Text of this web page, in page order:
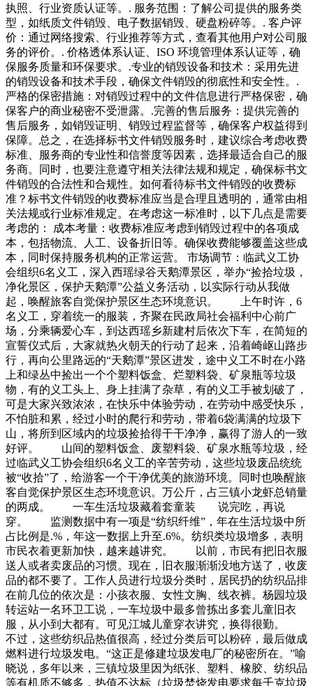
执照、行业资质认证等。. 服务范围：了解公司提供的服务类
型，如纸质文件销毁、电子数据销毁、硬盘粉碎等。. 客户评
价：通过网络搜索、行业推荐等方式，查看其他用户对公司服
务的评价。. 价格透体系认证、ISO 环境管理体系认证等，确
保服务质量和环保要求。.专业的销毁设备和技术：采用先进
的销毁设备和技术手段，确保文件销毁的彻底性和安全性。.
严格的保密措施：对销毁过程中的文件信息进行严格保密，确
保客户的商业秘密不受泄露。.完善的售后服务：提供完善的
售后服务，如销毁证明、销毁过程监督等，确保客户权益得到
保障。总之，在选择标书文件销毁服务时，建议综合考虑收费
标准、服务商的专业性和信誉度等因素，选择最适合自己的服
务商。同时，也要注意遵守相关法律法规和规定，确保标书文
件销毁的合法性和合规性。如何看待标书文件销毁的收费标
准？标书文件销毁的收费标准应当是合理且透明的，通常由相
关法规或行业标准规定。在考虑这一标准时，以下几点是需要
考虑的： 成本考量：收费标准应考虑到销毁过程中的各项成
本，包括物流、人工、设备折旧等。确保收费能够覆盖这些成
本，同时保持服务机构的正常运营。 市场调节：临武义工协
会组织6名义工，深入西瑶绿谷天鹅潭景区，举办“捡拾垃圾，
净化景区，保护天鹅潭”公益义务活动，以实际行动从我做
起，唤醒旅客自觉保护景区生态环境意识。 上午时许，6
名义工，穿着统一的服装，齐聚在民政局社会福利中心前广
场，分乘辆爱心车，到达西瑶乡新建村后依次下车，在简短的
宣誓仪式后，大家就热火朝天的行动了起来，沿着崎岖山路步
行，再向公里路远的“天鹅潭”景区进发，途中义工不时在小路
上和绿丛中捡出一个个塑料饭盒、烂塑料袋、矿泉瓶等垃圾
物，有的义工头上、身上挂满了杂草，有的义工手被划破了，
可是大家兴致浓浓，在快乐中体验劳动，在劳动中感受快乐，
不怕脏和累，经过小时的爬行和劳动，带着6袋满满的垃圾下
山，将所到区域内的垃圾捡拾得干干净净，赢得了游人的一致
好评。 山间的塑料饭盒、废塑料袋、矿泉水瓶等垃圾，经
过临武义工协会组织6名义工的辛苦劳动，这些垃圾废品统统
被“收拾”了，给游客一个干净优美的旅游环境。同时也唤醒旅
客自觉保护景区生态环境意识。万公斤，占三镇小龙虾总销量
的两成。 一车生活垃圾藏着套童装 说完吃，再说
穿。 监测数据中有一项是“纺织纤维”，年在生活垃圾中所
占比例是.%，年这一数据上升至.6%。纺织类垃圾增多，表明
市民衣着更新加快，越来越讲究。 以前，市民有把旧衣服
送人或者卖废品的习惯。现在，旧衣服渐渐没地方送了，收废
品的都不要了。工作人员进行垃圾分类时，居民扔的纺织品排
在前几位的依次是：小孩衣服、女性文胸、线衣裤。杨园垃圾
转运站一名环卫工说，一车垃圾中最多曾拣出多套儿童旧衣
服，从小到大都有。可见江城儿童穿衣讲究，换得很勤。
不过，这些纺织品热值很高，经过分类后可以粉碎，最后做成
燃料进行垃圾发电。“这正是修建垃圾发电厂的秘密所在。”喻
晓说，多年以来，三镇垃圾里因为纸张、塑料、橡胶、纺织品
等有机质不够多，热值不达标（垃圾焚烧发电要求每千克垃圾